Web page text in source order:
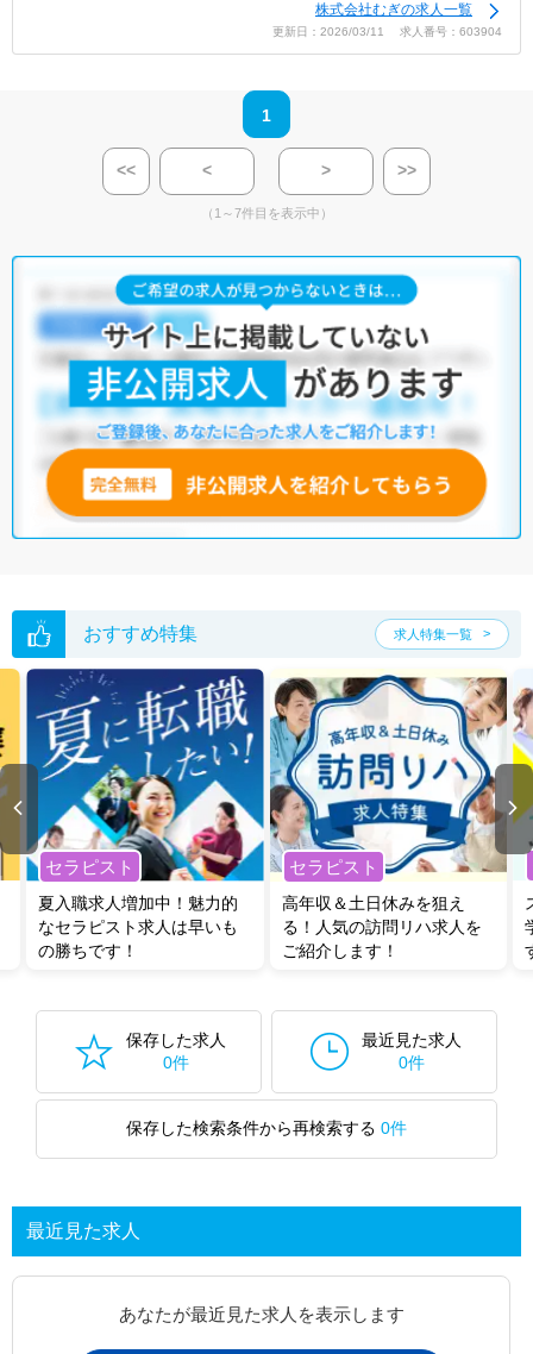
株式会社むぎの求人一覧
更新日：2026/03/11 求人番号：603904
1
<< < > >>
（1～7件目を表示中）
おすすめ特集 求人特集一覧
セラピスト
夏入職求人増加中！魅力的
なセラピスト求人は早いも
の勝ちです！
セラピスト
高年収＆土日休みを狙え
る！人気の訪問リハ求人を
ご紹介します！
保存した求人
0件
最近見た求人
0件
保存した検索条件から再検索する 0件
最近見た求人
あなたが最近見た求人を表示します